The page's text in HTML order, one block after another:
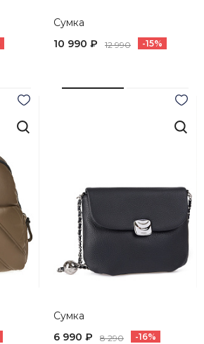
Сумка
10 990 ₽
12 990 -15%
Сумка
6 990 ₽
8 290 -16%